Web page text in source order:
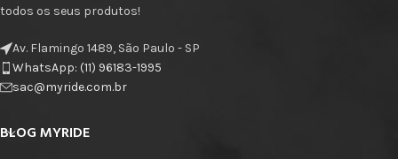
todos os seus produtos!
Av. Flamingo 1489, São Paulo - SP
WhatsApp: (11) 96183-1995
sac@myride.com.br
BLOG MYRIDE